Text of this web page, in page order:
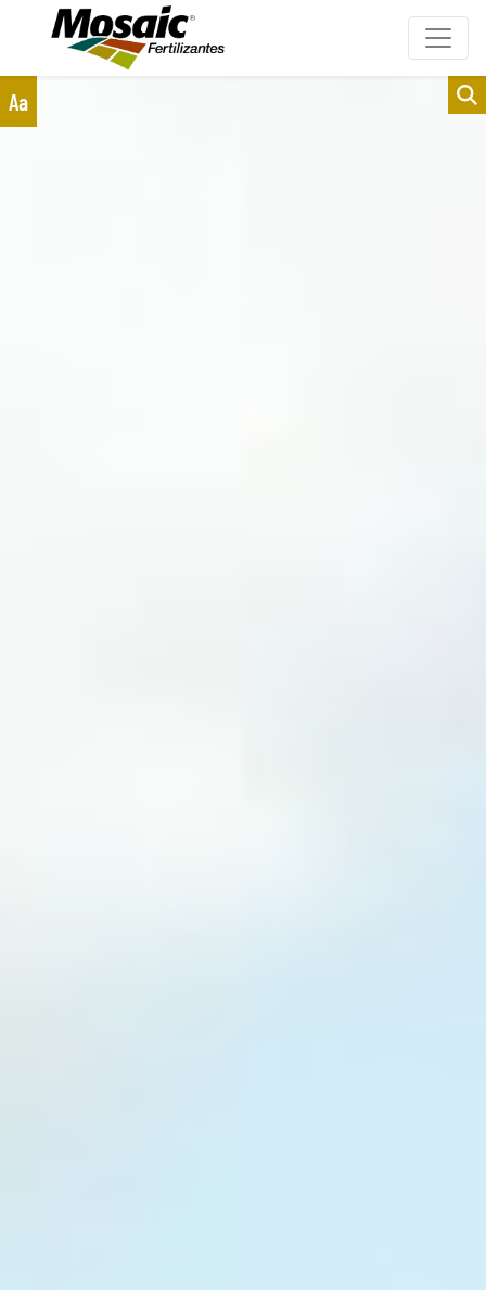
Clientes
Fornecedores
Aa